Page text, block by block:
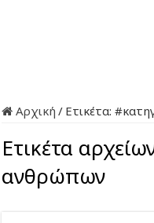
Αρχική / Ετικέτα:
Ετικέτα
ανθρώπων